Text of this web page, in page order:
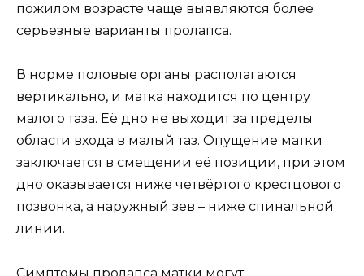
пожилом возрасте чаще выявляются более
серьезные варианты пролапса.
В норме половые органы располагаются
вертикально, и матка находится по центру
малого таза. Её дно не выходит за пределы
области входа в малый таз. Опущение матки
заключается в смещении её позиции, при этом
дно оказывается ниже четвёртого крестцового
позвонка, а наружный зев – ниже спинальной
линии.
Симптомы пролапса матки могут